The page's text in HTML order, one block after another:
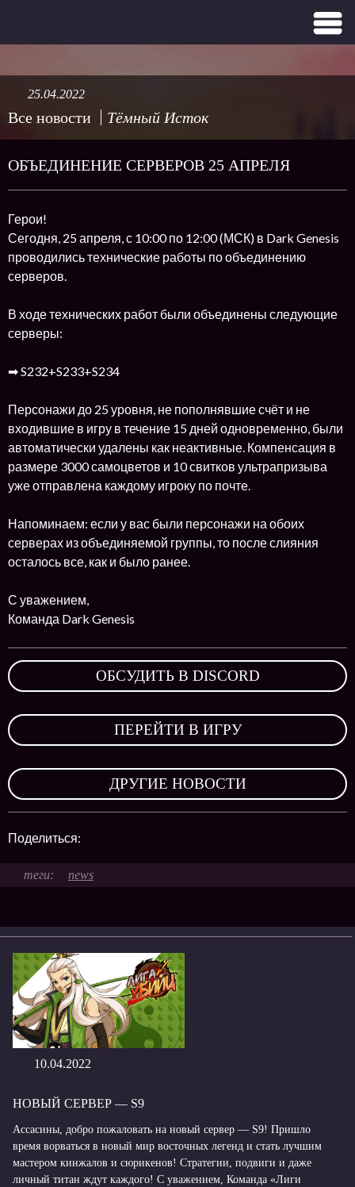
Все новости Тёмный Исток
25.04.2022
ОБЪЕДИНЕНИЕ СЕРВЕРОВ 25 АПРЕЛЯ
Герои!
Сегодня, 25 апреля, с 10:00 по 12:00 (МСК) в Dark Genesis
проводились технические работы по объединению
серверов.
В ходе технических работ были объединены следующие
серверы:
➡ S232+S233+S234
Персонажи до 25 уровня, не пополнявшие счёт и не
входившие в игру в течение 15 дней одновременно, были
автоматически удалены как неактивные. Компенсация в
размере 3000 самоцветов и 10 свитков ультрапризыва
уже отправлена каждому игроку по почте.
Напоминаем: если у вас были персонажи на обоих
серверах из объединяемой группы, то после слияния
осталось все, как и было ранее.
С уважением,
Команда Dark Genesis
ОБСУДИТЬ В DISCORD
ПЕРЕЙТИ В ИГРУ
ДРУГИЕ НОВОСТИ
Поделиться:
news
10.04.2022
НОВЫЙ СЕРВЕР — S9
Ассасины, добро пожаловать на новый сервер — S9! Пришло
время ворваться в новый мир восточных легенд и стать лучшим
мастером кинжалов и сюрикенов! Стратегии, подвиги и даже
личный титан ждут каждого! С уважением, Команда «Лиги